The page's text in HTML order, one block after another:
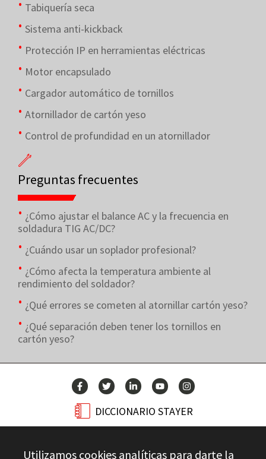
Tabiquería seca
Sistema anti-kickback
Protección IP en herramientas eléctricas
Motor encapsulado
Cargador automático de tornillos
Atornillador de cartón yeso
Control de profundidad en un atornillador
Preguntas frecuentes
¿Cómo ajustar el balance AC y la frecuencia en
soldadura TIG AC/DC?
¿Cuándo usar un soplador profesional?
¿Cómo afecta la temperatura ambiente al
rendimiento del soldador?
¿Qué errores se cometen al atornillar cartón yeso?
¿Qué separación deben tener los tornillos en
cartón yeso?
DICCIONARIO STAYER
Utilizamos cookies analíticas para darte la